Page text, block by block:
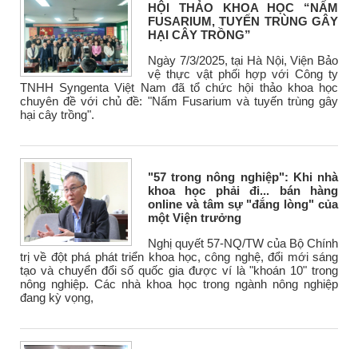
HỘI THẢO KHOA HỌC “NẤM
FUSARIUM, TUYẾN TRÙNG GÂY
HẠI CÂY TRỒNG”
Ngày 7/3/2025, tại Hà Nội, Viện Bảo
vệ thực vật phối hợp với Công ty
TNHH Syngenta Việt Nam đã tổ chức hội thảo khoa học
chuyên đề với chủ đề: "Nấm Fusarium và tuyến trùng gây
hại cây trồng".
"57 trong nông nghiệp": Khi nhà
khoa học phải đi... bán hàng
online và tâm sự "đắng lòng" của
một Viện trưởng
Nghị quyết 57-NQ/TW của Bộ Chính
trị về đột phá phát triển khoa học, công nghệ, đổi mới sáng
tạo và chuyển đổi số quốc gia được ví là "khoán 10" trong
nông nghiệp. Các nhà khoa học trong ngành nông nghiệp
đang kỳ vọng,